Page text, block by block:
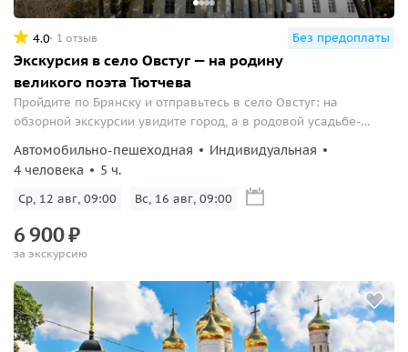
4.0 1 отзыв Без предоплаты
Экскурсия в село Овстуг — на родину
великого поэта Тютчева
Пройдите по Брянску и отправьтесь в село Овстуг: на
обзорной экскурсии увидите город, а в родовой усадьбе-
и липовые аллеи, где он родился и творил.
Автомобильно-пешеходная
Индивидуальная
4 человека
5 ч.
Ср, 12 авг, 09:00 Вс, 16 авг, 09:00
6900₽
за экскурсию